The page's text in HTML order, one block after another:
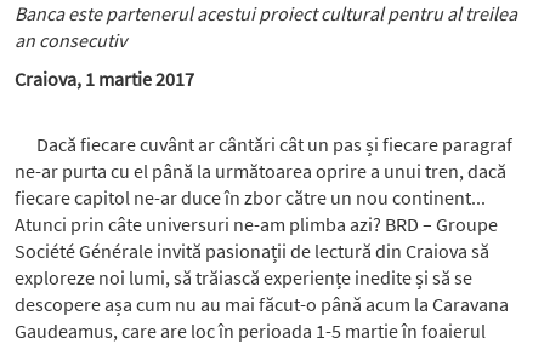
Banca este partenerul acestui proiect cultural pentru al treilea
an consecutiv
Craiova, 1 martie 2017
Dacă fiecare cuvânt ar cântări cât un pas și fiecare paragraf
ne-ar purta cu el până la următoarea oprire a unui tren, dacă
fiecare capitol ne-ar duce în zbor către un nou continent...
Atunci prin câte universuri ne-am plimba azi? BRD – Groupe
Société Générale invită pasionații de lectură din Craiova să
exploreze noi lumi, să trăiască experiențe inedite și să se
descopere așa cum nu au mai făcut-o până acum la Caravana
Gaudeamus, care are loc în perioada 1-5 martie în foaierul